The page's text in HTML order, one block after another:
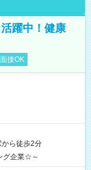
躍中！健康
接OK
ら徒歩2分
グ企業☆～